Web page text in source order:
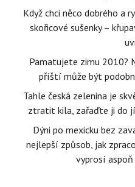
Když chci něco dobrého a
skořicové sušenky –
Pamatujete zimu 2010?
příští může být
Tahle česká zelenina je
ztratit kila, zařaďte ji do
Dýni po mexicku bez
nejlepší způsob, jak
vyprosí